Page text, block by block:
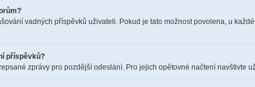
vadných příspěvků uživateli. Pokud je tato možnost povolena, u
příspěvků?
zprávy pro pozdější odeslání. Pro jejich opětovné načtení navštivte